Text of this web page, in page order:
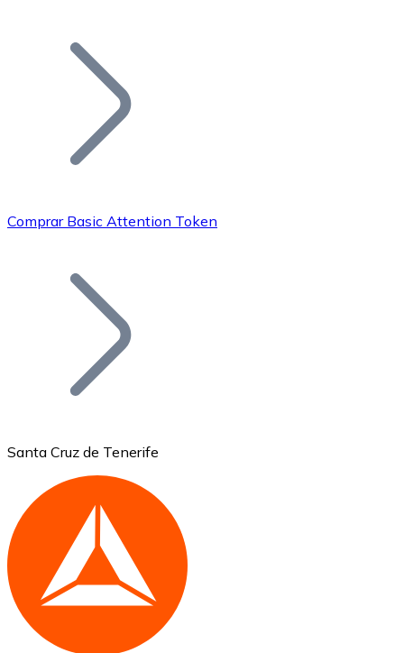
Añade tu proyecto a nuestro ecosistema.
Bitcoin
Ethereum
ETH
Comprar Basic Attention Token
Santa Cruz de Tenerife